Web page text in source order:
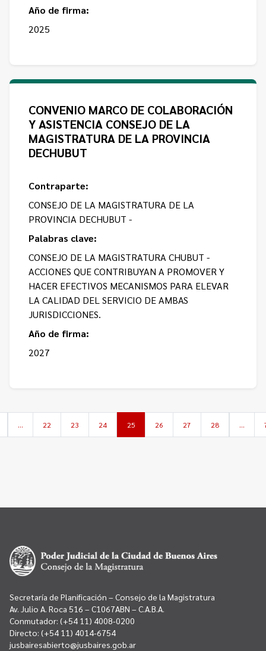
Año de firma:
2025
CONVENIO MARCO DE COLABORACIÓN
Y ASISTENCIA CONSEJO DE LA
MAGISTRATURA DE LA PROVINCIA
DECHUBUT
Contraparte:
CONSEJO DE LA MAGISTRATURA DE LA
PROVINCIA DECHUBUT -
Palabras clave:
CONSEJO DE LA MAGISTRATURA CHUBUT -
ACCIONES QUE CONTRIBUYAN A PROMOVER Y
HACER EFECTIVOS MECANISMOS PARA ELEVAR
LA CALIDAD DEL SERVICIO DE AMBAS
JURISDICCIONES.
Año de firma:
2027
… 22 23 24 25 26 27 28 …
Secretaría de Planificación – Consejo de la Magistratura
Av. Julio A. Roca 516 – C1067ABN – C.A.B.A.
Conmutador: (+54 11) 4008-0200
Directo: (+54 11) 4014-6754
jusbairesabierto@jusbaires.gob.ar